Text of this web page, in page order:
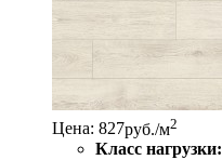
Цена: 827руб./м2
Класс нагрузки: